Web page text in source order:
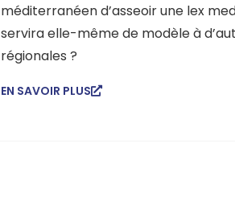
méditerranéen d’asseoir une lex
servira elle-même de modèle à
régionales ?
EN SAVOIR PLUS